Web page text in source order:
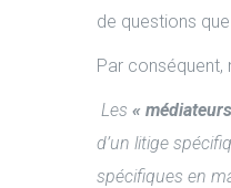
de questions
Par
Les «
d’un litige
spécifiques en